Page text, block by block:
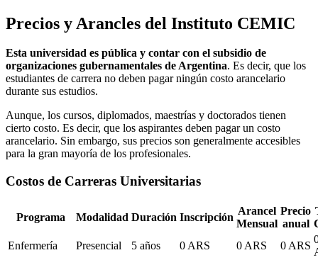
Precios y Arancles del Instituto CEMIC
Esta universidad es pública y contar con el subsidio de
organizaciones gubernamentales de Argentina. Es decir, que los
estudiantes de carrera no deben pagar ningún costo arancelario
durante sus estudios.
Aunque, los cursos, diplomados, maestrías y doctorados tienen
cierto costo. Es decir, que los aspirantes deben pagar un costo
arancelario. Sin embargo, sus precios son generalmente accesibles
para la gran mayoría de los profesionales.
Costos de Carreras Universitarias
Programa Modalidad Duración Inscripción
Arancel
Mensual
Precio
anual
Enfermería
Presencial 5 años 0 ARS 0 ARS 0 ARS